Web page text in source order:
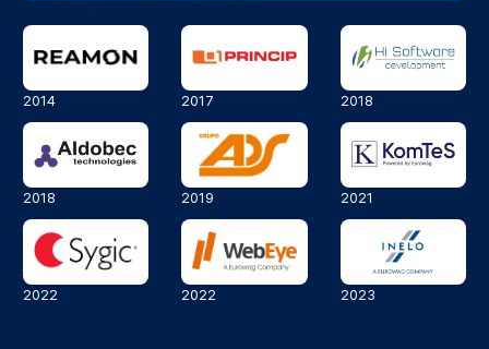
2014 2017 2018
2018 2019 2021
2022 2022 2023